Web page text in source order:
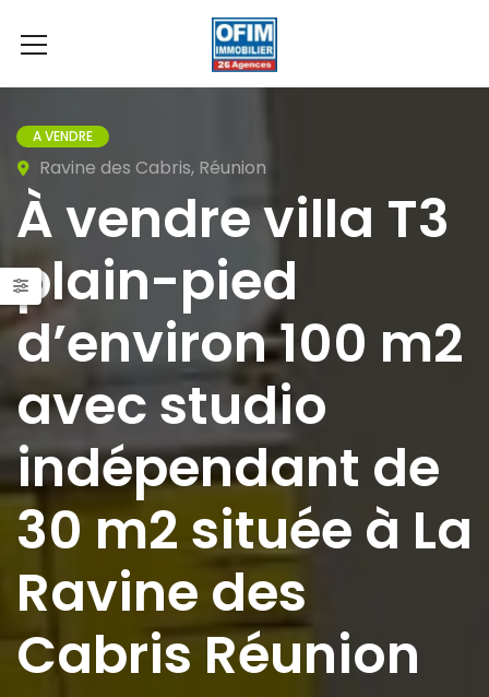
A VENDRE
Ravine des Cabris, Réunion
À vendre villa T3
plain-pied
d’environ 100 m2
avec studio
indépendant de
30 m2 située à La
Ravine des
Cabris Réunion